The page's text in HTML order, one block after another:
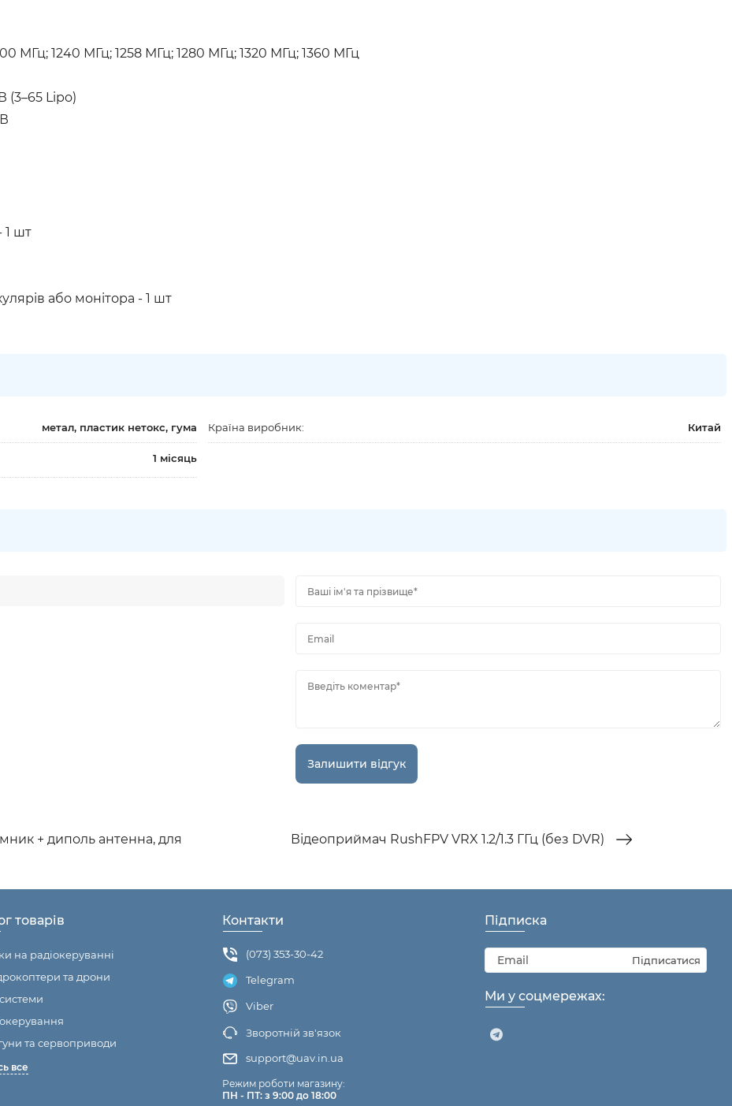
МГц; 1240 МГц; 1258 МГц; 1280 МГц; 1320 МГц; 1360 МГц
(3–65 Lipo)
1 шт
або монітора - 1 шт
метал, пластик нетокс, гума Країна виробник: Китай
1 місяць
Ваші ім'я та прізвище*
Email
Введіть коментар*
+ диполь антенна, для
Відеоприймач RushFPV VRX 1.2/1.3 ГГц (без DVR)
товарів
на радіокеруванні
та дрони
та сервоприводи
все
Контакти
(073) 353-30-42
Telegram
Viber
Зворотній зв'язок
support@uav.in.ua
Режим роботи магазину:
ПН - ПТ: з 9:00 до 18:00
Підписка
Підписатися
Ми у соцмережах: